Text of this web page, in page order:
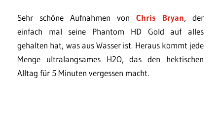
Sehr schöne Aufnahmen von Chris Bryan, der
einfach mal seine Phantom HD Gold auf alles
gehalten hat, was aus Wasser ist. Heraus kommt jede
Menge ultralangsames H2O, das den hektischen
Alltag für 5 Minuten vergessen macht.